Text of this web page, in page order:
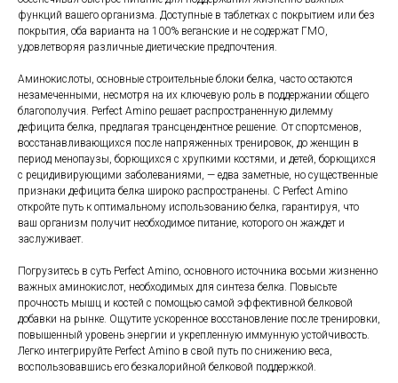
функций вашего организма. Доступные в таблетках с покрытием или без
покрытия, оба варианта на 100% веганские и не содержат ГМО,
удовлетворяя различные диетические предпочтения.
Аминокислоты, основные строительные блоки белка, часто остаются
незамеченными, несмотря на их ключевую роль в поддержании общего
благополучия. Perfect Amino решает распространенную дилемму
дефицита белка, предлагая трансцендентное решение. От спортсменов,
восстанавливающихся после напряженных тренировок, до женщин в
период менопаузы, борющихся с хрупкими костями, и детей, борющихся
с рецидивирующими заболеваниями, — едва заметные, но существенные
признаки дефицита белка широко распространены. С Perfect Amino
откройте путь к оптимальному использованию белка, гарантируя, что
ваш организм получит необходимое питание, которого он жаждет и
заслуживает.
Погрузитесь в суть Perfect Amino, основного источника восьми жизненно
важных аминокислот, необходимых для синтеза белка. Повысьте
прочность мышц и костей с помощью самой эффективной белковой
добавки на рынке. Ощутите ускоренное восстановление после тренировки,
повышенный уровень энергии и укрепленную иммунную устойчивость.
Легко интегрируйте Perfect Amino в свой путь по снижению веса,
воспользовавшись его безкалорийной белковой поддержкой.